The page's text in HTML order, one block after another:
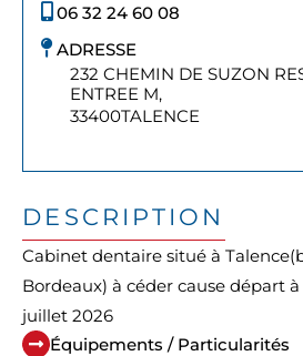
06 32 24 60 08
ADRESSE
232 CHEMIN DE SUZON
ENTREE M,
33400TALENCE
DESCRIPTION
Cabinet dentaire situé à
Bordeaux) à céder cause départ
juillet 2026
Équipements / Particularités